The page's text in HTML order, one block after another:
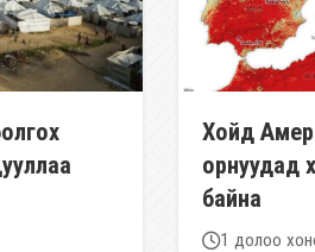
Хойд
орнуудад
байна
1 долоо